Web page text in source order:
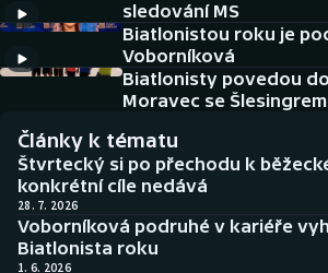
Americký fotbal
Baseball a softbal
Basketbal
Biatlon
Boby a skeleton
NEPŘEHLÉDNĚTE
Soutěže
Historické návraty
Aplikace ČT sport
AZ kvíz
sledování MS
Biatlonistou roku je
Voborníková
Biatlonisty povedou
Moravec se Šlesingrem
Články k tématu
Štvrtecký si po přechodu k
konkrétní cíle nedává
28. 7. 2026
Voborníková podruhé v kariéře
Biatlonista roku
1. 6. 2026